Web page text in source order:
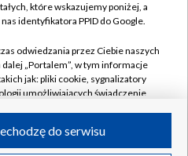
Pomoc
które wskazujemy poniżej, a
identyfikatora PPID do Google.
odwiedzania przez Ciebie naszych
dalej „Portalem”, w tym informacje
jak: pliki cookie, sygnalizatory
umożliwiających świadczenie
do serwisu